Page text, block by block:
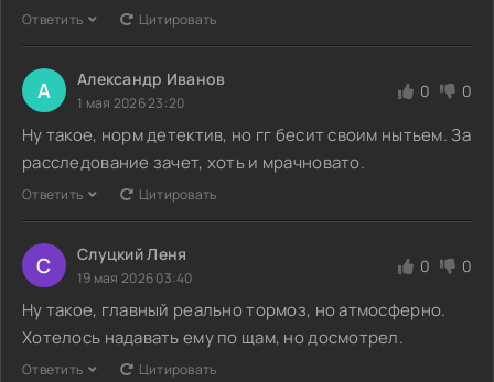
Ответить Цитировать
А Александр Иванов
1 мая 2026 23:20
0 0
Ну такое, норм детектив, но гг бесит своим нытьем. За
расследование зачет, хоть и мрачновато.
Ответить Цитировать
С Слуцкий Леня
19 мая 2026 03:40
0 0
Ну такое, главный реально тормоз, но атмосферно.
Хотелось надавать ему по щам, но досмотрел.
Ответить Цитировать